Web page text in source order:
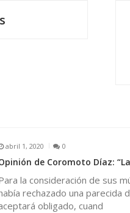
abril 1, 2020 0
de Coromoto Díaz:
la consideración de sus
rechazado una parecida
obligado, cuand